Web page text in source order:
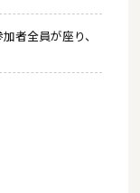
者全員が座り、